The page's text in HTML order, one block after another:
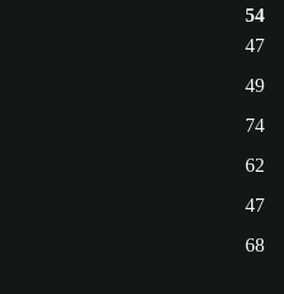
54
47
49
74
62
47
68